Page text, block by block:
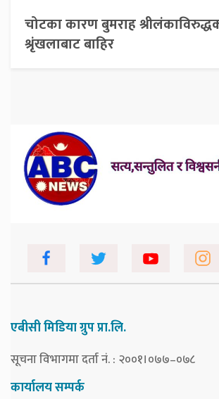
चोटका कारण बुमराह
श्रृंखलाबाट बाहिर
एबीसी मिडिया ग्रुप प्रा.लि.
सूचना विभागमा दर्ता नं. : २००१।०७७–०७८
कार्यालय सम्पर्क